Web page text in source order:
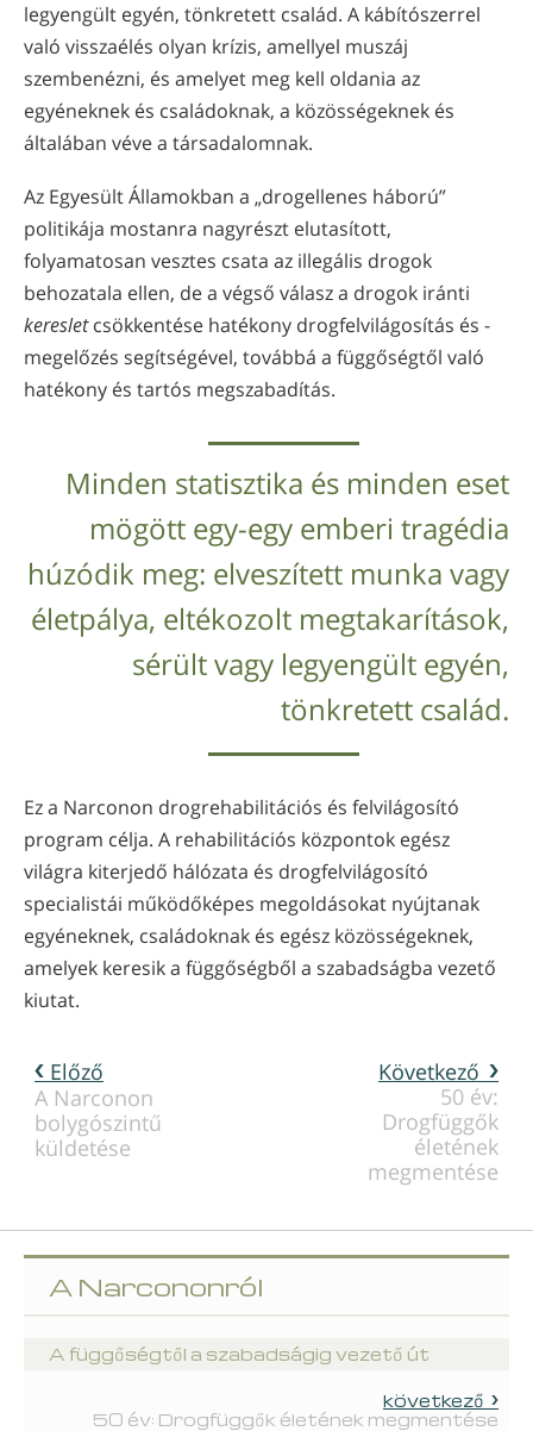
legyengült egyén, tönkretett család. A kábítószerrel
való visszaélés olyan krízis, amellyel muszáj
szembenézni, és amelyet meg kell oldania az
egyéneknek és családoknak, a közösségeknek és
általában véve a társadalomnak.
Az Egyesült Államokban a „drogellenes háború”
politikája mostanra nagyrészt elutasított,
folyamatosan vesztes csata az illegális drogok
behozatala ellen, de a végső válasz a drogok iránti
keresletcsökkentése hatékony drogfelvilágosítás és -
megelőzés segítségével, továbbá a függőségtől való
hatékony és tartós megszabadítás.
Minden statisztika és minden eset
mögött egy-egy emberi tragédia
húzódik meg: elveszített munka vagy
életpálya, eltékozolt megtakarítások,
sérült vagy legyengült egyén,
tönkretett család.
Ez a Narconon drogrehabilitációs és felvilágosító
program célja. A rehabilitációs központok egész
világra kiterjedő hálózata és drogfelvilágosító
specialistái működőképes megoldásokat nyújtanak
egyéneknek, családoknak és egész közösségeknek,
amelyek keresik a függőségből a szabadságba vezető
kiutat.
Következő
50 év:
Drogfüggők
életének
megmentése
Előző
A Narconon
bolygószintű
küldetése
A Narcononról
A függőségtől a szabadságig vezető út
következő
50 év: Drogfüggők életének megmentése